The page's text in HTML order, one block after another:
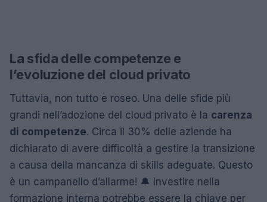
La sfida delle competenze e
l’evoluzione del cloud privato
Tuttavia, non tutto è roseo. Una delle sfide più
grandi nell’adozione del cloud privato è la carenza
di competenze. Circa il 30% delle aziende ha
dichiarato di avere difficoltà a gestire la transizione
a causa della mancanza di skills adeguate. Questo
è un campanello d’allarme! 🔔 Investire nella
formazione interna potrebbe essere la chiave per